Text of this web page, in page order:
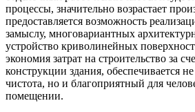
процессы, значительно возрастает
предоставляется возможность
замыслу, многовариантных
устройство криволинейных
экономия затрат на строительство за
конструкции здания, обеспечивается
чистота, но и благоприятный для
помещении.